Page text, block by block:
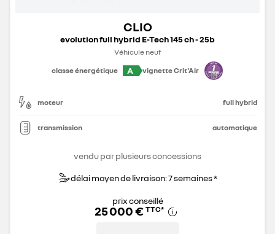
CLIO
evolution full hybrid E-Tech 145 ch - 25b
Véhicule neuf
classe énergétique
A vignette Crit'Air
moteur full hybrid
transmission automatique
vendu par plusieurs concessions
délai moyen de livraison: 7 semaines *
prix conseillé
25 000 € TTC*